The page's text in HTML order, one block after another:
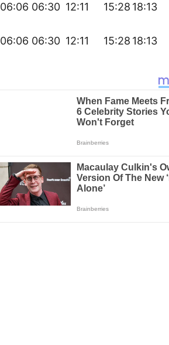
06:06 06:30 12:11 15:28 18:13
06:06 06:30 12:11 15:28 18:13